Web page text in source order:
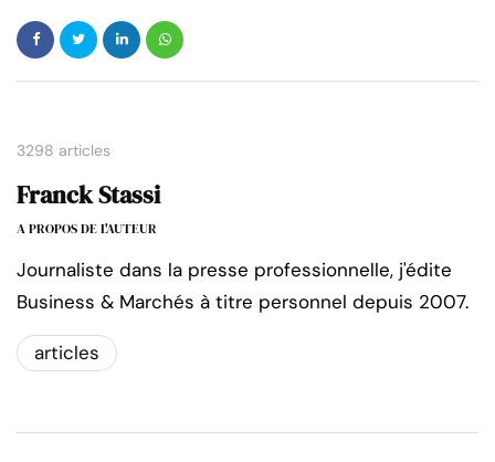
3298 articles
Franck Stassi
A PROPOS DE L'AUTEUR
Journaliste dans la presse professionnelle, j'édite
Business & Marchés à titre personnel depuis 2007.
articles